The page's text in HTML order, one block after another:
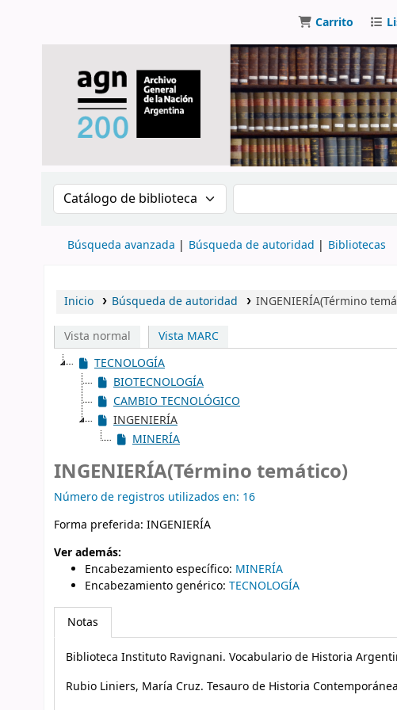
Carrito
Buscar en el catálogo por: Buscar en el catálogo
Búsqueda avanzada Búsqueda de autoridad Bibliotecas
Inicio Búsqueda de autoridad INGENIERÍA(Término
Vista normal
Vista MARC
TECNOLOGÍA
BIOTECNOLOGÍA
CAMBIO TECNOLÓGICO
INGENIERÍA
MINERÍA
INGENIERÍA(Término temático)
Número de registros utilizados en: 16
Forma preferida: INGENIERÍA
Ver además:
Encabezamiento específico: MINERÍA
Encabezamiento genérico: TECNOLOGÍA
Notas
Biblioteca Instituto Ravignani. Vocabulario de Historia
Rubio Liniers, María Cruz. Tesauro de Historia